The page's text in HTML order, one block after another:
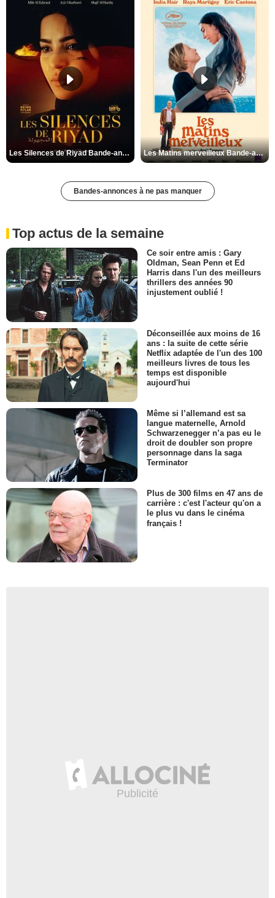
Les Silences de Riyad Bande-annonce VO STFR Les Matins merveilleux Bande-annonce VF
Bandes-annonces à ne pas manquer
Top actus de la semaine
Ce soir entre amis : Gary
Oldman, Sean Penn et Ed
Harris dans l'un des meilleurs
thrillers des années 90
injustement oublié !
Déconseillée aux moins de 16
ans : la suite de cette série
Netflix adaptée de l'un des 100
meilleurs livres de tous les
temps est disponible
aujourd'hui
Même si l’allemand est sa
langue maternelle, Arnold
Schwarzenegger n’a pas eu le
droit de doubler son propre
personnage dans la saga
Terminator
Plus de 300 films en 47 ans de
carrière : c'est l'acteur qu'on a
le plus vu dans le cinéma
français !